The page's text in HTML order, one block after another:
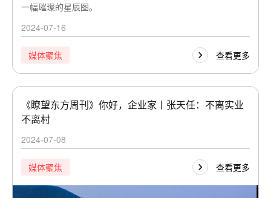
一幅璀璨的星辰图。
2024-07-16
媒体聚焦 查看更多
《瞭望东方周刊》你好，企业家丨张天任：不离实业
不离村
2024-07-08
媒体聚焦 查看更多